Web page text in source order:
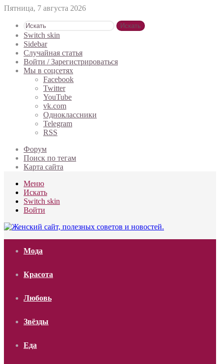
Пятница, 7 августа 2026
Искать
Switch skin
Sidebar
Случайная статья
Войти / Зарегистрироваться
Мы в соцсетях
Facebook
Twitter
YouTube
vk.com
Одноклассники
Telegram
RSS
Форум
Поиск по тегам
Карта сайта
Меню
Искать
Switch skin
Войти
Мода
Красота
Любовь
Звёзды
Еда